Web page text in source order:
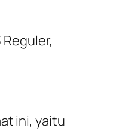
ini, yaitu